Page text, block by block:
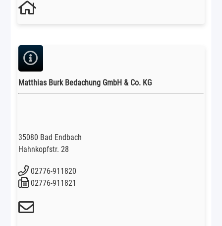
Matthias Burk Bedachung GmbH & Co. KG
35080 Bad Endbach
Hahnkopfstr. 28
02776-911820
02776-911821